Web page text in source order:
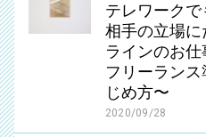
テレワークで
相手の立場に
ラインのお
フリーラン
じめ方〜
2020/09/28